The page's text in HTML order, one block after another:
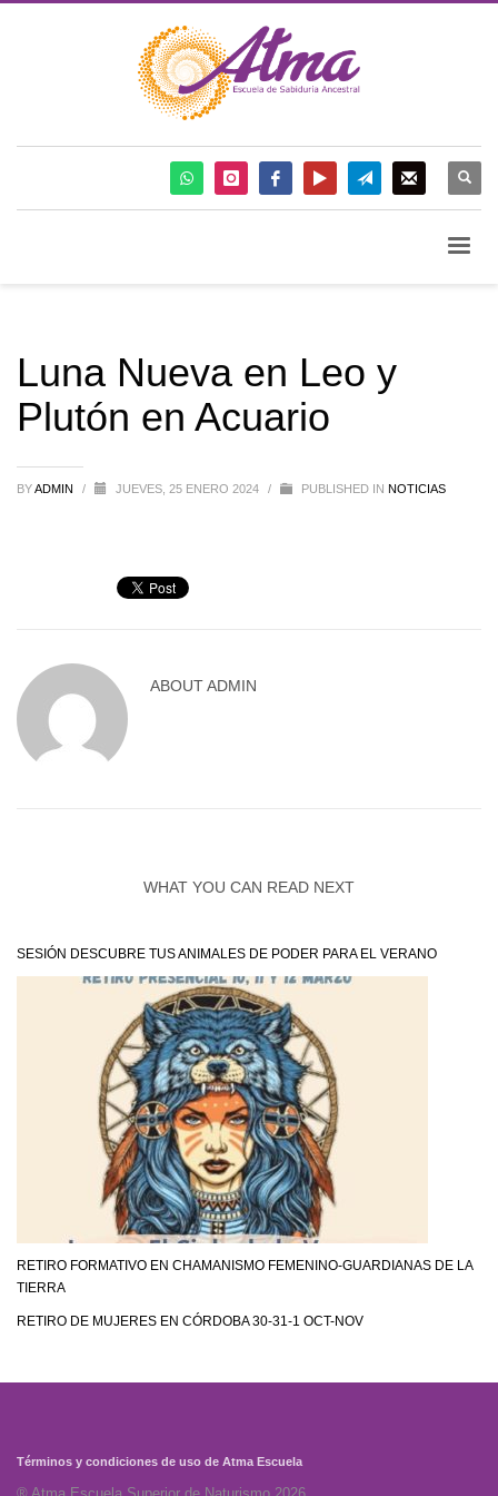
Luna Nueva en Leo y
Plutón en Acuario
BYADMIN / JUEVES, 25 ENERO 2024 / PUBLISHED IN NOTICIAS
ABOUTADMIN
WHAT YOU CAN READ NEXT
SESIÓN DESCUBRE TUS ANIMALES DE PODER PARA EL VERANO
RETIRO FORMATIVO EN CHAMANISMO FEMENINO-GUARDIANAS DE LA
TIERRA
RETIRO DE MUJERES EN CÓRDOBA 30-31-1 OCT-NOV
Términos y condiciones de uso de Atma Escuela